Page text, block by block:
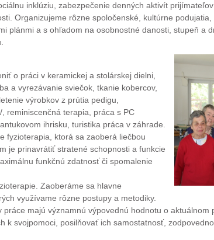
inklúziu, zabezpečenie denných aktivít
Organizujeme rôzne spoločenské, kultúrne
plánmi a s ohľadom na osobnostné danosti, stupeň a
o práci v keramickej a stolárskej dielni,
a vyrezávanie sviečok, tkanie kobercov,
výrobkov z prútia pedigu,
reminiscenčná terapia, práca s PC
ihrisku, turistika práca v záhrade.
fyzioterapia, ktorá sa zaoberá liečbou
je prinavrátiť stratené schopnosti a funkcie
funkčnú zdatnosť či spomalenie
Zaoberáme sa hlavne
využívame rôzne postupy a metodiky.
majú významnú výpovednú hodnotu o
svojpomoci, posilňovať ich samostatnosť,